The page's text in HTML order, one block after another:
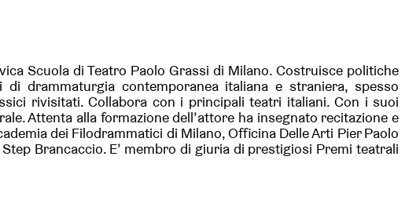
Scuola di Teatro Paolo Grassi di Milano. Costruisce politiche
drammaturgia contemporanea italiana e straniera, spesso
rivisitati. Collabora con i principali teatri italiani. Con i suoi
Attenta alla formazione dell’attore ha insegnato recitazione e
dei Filodrammatici di Milano, Officina Delle Arti Pier Paolo
Brancaccio. E’ membro di giuria di prestigiosi Premi teatrali